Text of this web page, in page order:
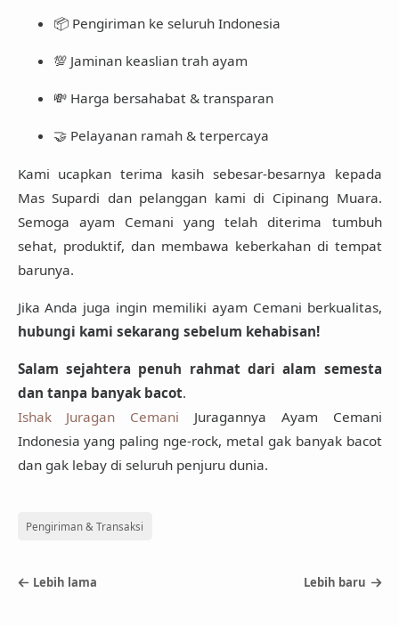
📦 Pengiriman ke seluruh Indonesia
💯 Jaminan keaslian trah ayam
💸 Harga bersahabat & transparan
🤝 Pelayanan ramah & terpercaya
Kami ucapkan terima kasih sebesar-besarnya kepada
Mas Supardi dan pelanggan kami di Cipinang Muara.
Semoga ayam Cemani yang telah diterima tumbuh
sehat, produktif, dan membawa keberkahan di tempat
barunya.
Jika Anda juga ingin memiliki ayam Cemani berkualitas,
hubungi kami sekarang sebelum kehabisan!
Salam sejahtera penuh rahmat dari alam semesta
dan tanpa banyak bacot.
Ishak Juragan Cemani Juragannya Ayam Cemani
Indonesia yang paling nge-rock, metal gak banyak bacot
dan gak lebay di seluruh penjuru dunia.
Pengiriman & Transaksi
Lebih lama Lebih baru